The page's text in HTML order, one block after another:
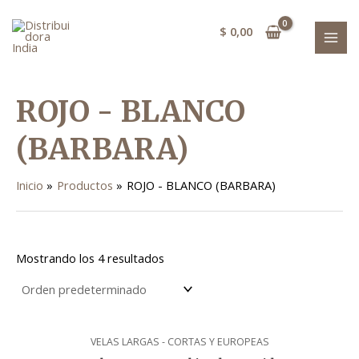
contenido
$ 0,00
ROJO - BLANCO
(BARBARA)
Inicio Productos ROJO - BLANCO (BARBARA)
Mostrando los 4 resultados
VELAS LARGAS - CORTAS Y EUROPEAS